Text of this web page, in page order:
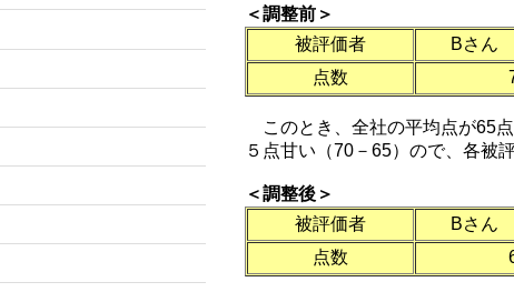
＜調整前＞
被評価者
Bさん
点数
このとき、全社の平均点が65
５点甘い（70－65）ので、各被
＜調整後＞
被評価者
Bさん
点数